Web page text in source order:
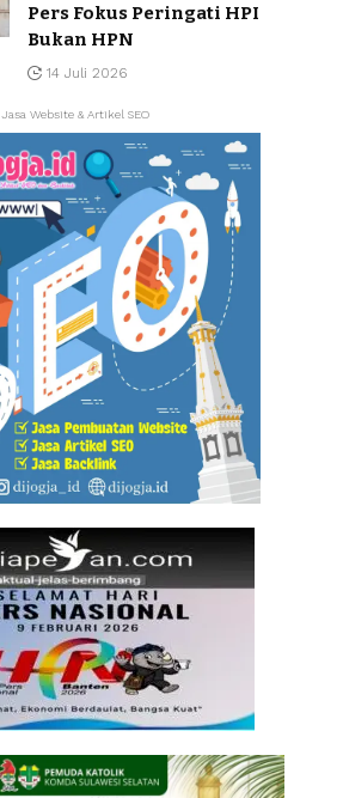
Pers Fokus Peringati HPI
Bukan HPN
14 Juli 2026
Jasa Website & Artikel SEO